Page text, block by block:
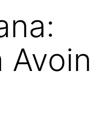
Avoin